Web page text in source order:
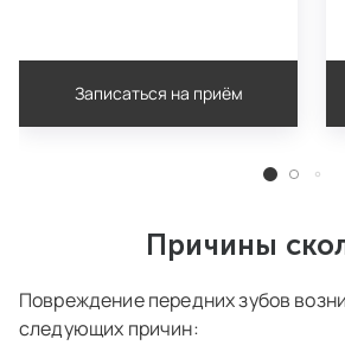
Записаться на приём
Причины
Повреждение передних зубов
следующих причин: